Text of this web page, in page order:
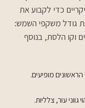
כדי לקבוע את
גודל משקפי השמש:
וקו הלסת, בנוסף
מופיעים.
גווני עור, צלליות.